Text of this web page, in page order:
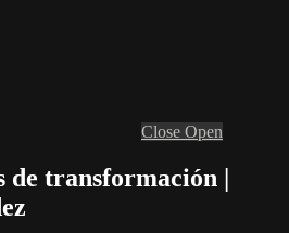
Close Open
de transformación |